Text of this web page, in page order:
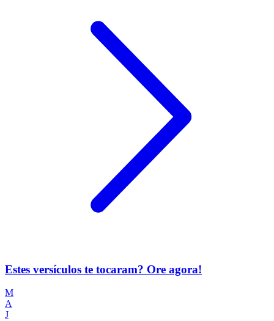
Estes versículos te tocaram? Ore agora!
M
A
J